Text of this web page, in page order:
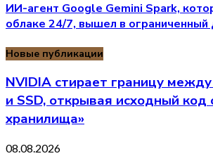
ИИ-агент Google Gemini Spark,
облаке 24/7, вышел в ограниченный
Новые публикации
NVIDIA стирает границу
и SSD, открывая исходный
хранилища»
08.08.2026